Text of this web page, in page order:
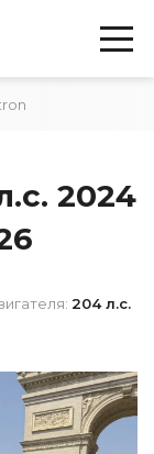
2024
204 л.с.